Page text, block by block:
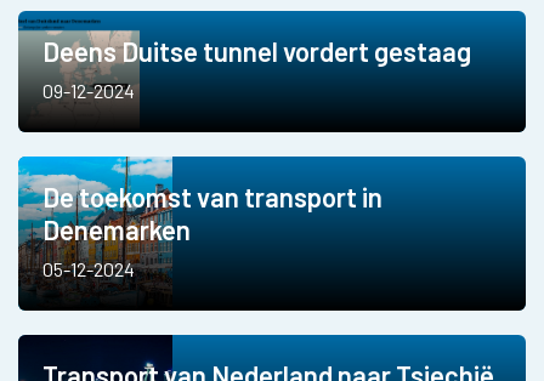
Deens Duitse tunnel vordert gestaag
09-12-2024
De toekomst van transport in
Denemarken
05-12-2024